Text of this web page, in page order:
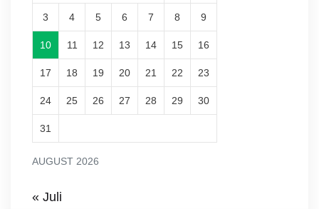
AUGUST 2026
3 4 5 6 7 8 9
10 11 12 13 14 15 16
17 18 19 20 21 22 23
24 25 26 27 28 29 30
31
« Juli